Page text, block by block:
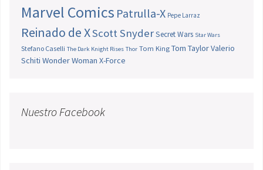
Marvel Comics Patrulla-X Pepe Larraz
Reinado de XScott SnyderSecret Wars Star Wars
Stefano Caselli The Dark Knight Rises Thor Tom King Tom TaylorValerio
Schiti Wonder Woman X-Force
Nuestro Facebook